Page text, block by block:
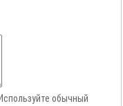
обычный